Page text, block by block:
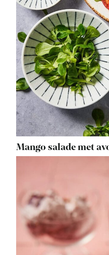
Mango salade met